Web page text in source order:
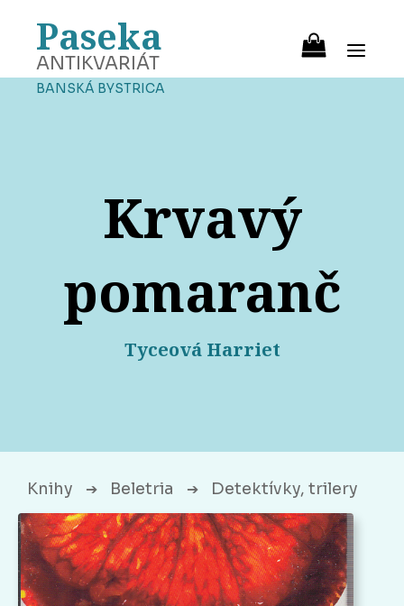
Paseka
ANTIKVARIÁT
BANSKÁ BYSTRICA
Krvavý
pomaranč
Tyceová Harriet
Knihy ➔ Beletria ➔ Detektívky, trilery